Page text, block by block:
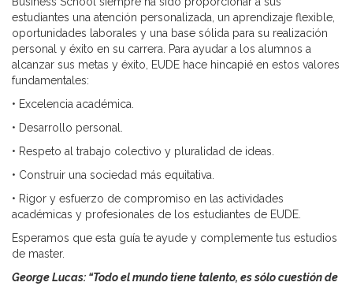
estudiantes una atención personalizada, un aprendizaje flexible,
oportunidades laborales y una base sólida para su realización
personal y éxito en su carrera. Para ayudar a los alumnos a
alcanzar sus metas y éxito, EUDE hace hincapié en estos valores
fundamentales:
• Excelencia académica.
• Desarrollo personal.
• Respeto al trabajo colectivo y pluralidad de ideas.
• Construir una sociedad más equitativa.
• Rigor y esfuerzo de compromiso en las actividades
académicas y profesionales de los estudiantes de EUDE.
Esperamos que esta guía te ayude y complemente tus estudios
de master.
George Lucas: “Todo el mundo tiene talento, es sólo cuestión de